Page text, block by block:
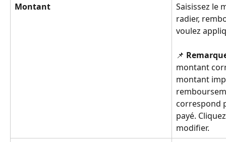
Montant
Saisissez le
radier,
voulez
📌
montant
montant
correspond
payé.
modifier.